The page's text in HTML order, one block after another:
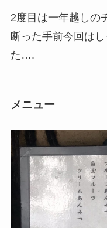
2度目は一年越しの
断った手前今回は
た….
メニュー